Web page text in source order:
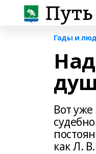
Годы и
Вот
как Л.